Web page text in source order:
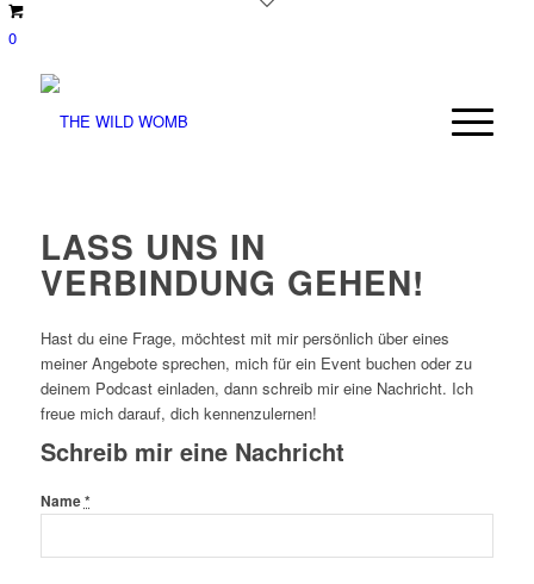
0
LASS UNS IN
VERBINDUNG GEHEN!
Hast du eine Frage, möchtest mit mir persönlich über eines
meiner Angebote sprechen, mich für ein Event buchen oder zu
deinem Podcast einladen, dann schreib mir eine Nachricht. Ich
freue mich darauf, dich kennenzulernen!
Schreib mir eine Nachricht
Name*